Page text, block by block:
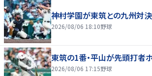
神村学園が東筑との九州対
2026/08/06 18:10野球
東筑の1番・平山が先頭打者
2026/08/06 17:15野球